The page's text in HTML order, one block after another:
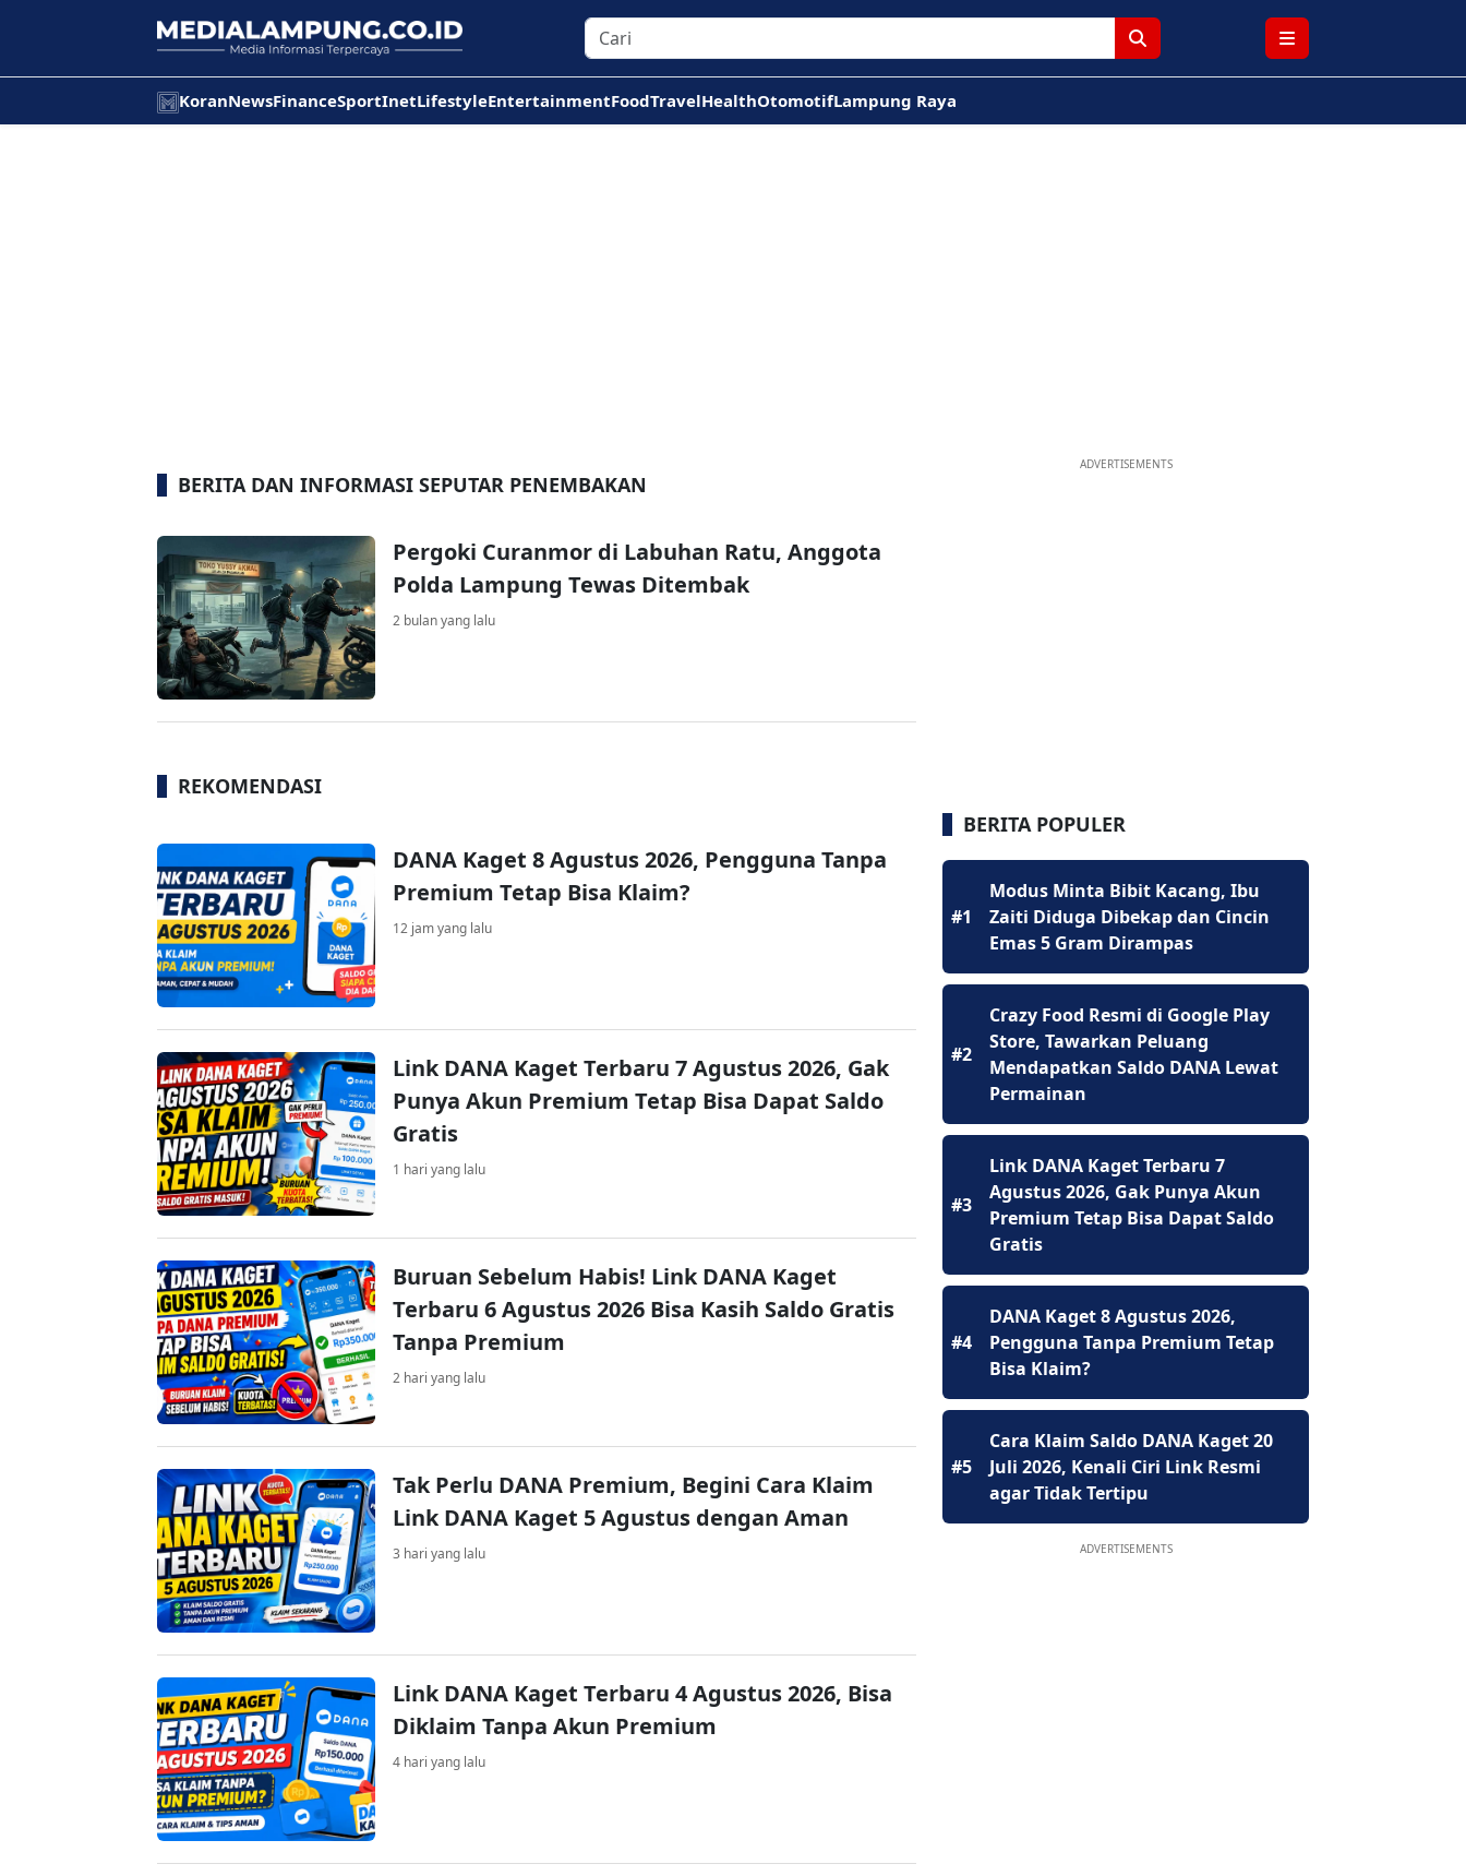
KoranNewsFinanceSportInetLifestyleEntertainmentFoodTravelHealthOtomotifLampung Raya
BERITA DAN INFORMASI SEPUTAR PENEMBAKAN
Pergoki Curanmor di Labuhan Ratu, Anggota
Polda Lampung Tewas Ditembak
2 bulan yang lalu
REKOMENDASI
DANA Kaget 8 Agustus 2026, Pengguna Tanpa
Premium Tetap Bisa Klaim?
12 jam yang lalu
Link DANA Kaget Terbaru 7 Agustus 2026, Gak
Punya Akun Premium Tetap Bisa Dapat Saldo
Gratis
1 hari yang lalu
Buruan Sebelum Habis! Link DANA Kaget
Terbaru 6 Agustus 2026 Bisa Kasih Saldo Gratis
Tanpa Premium
2 hari yang lalu
Tak Perlu DANA Premium, Begini Cara Klaim
Link DANA Kaget 5 Agustus dengan Aman
3 hari yang lalu
Link DANA Kaget Terbaru 4 Agustus 2026, Bisa
Diklaim Tanpa Akun Premium
4 hari yang lalu
ADVERTISEMENTS
BERITA POPULER
#1
Modus Minta Bibit Kacang, Ibu
Zaiti Diduga Dibekap dan Cincin
Emas 5 Gram Dirampas
#2
Crazy Food Resmi di Google Play
Store, Tawarkan Peluang
Mendapatkan Saldo DANA Lewat
Permainan
#3
Link DANA Kaget Terbaru 7
Agustus 2026, Gak Punya Akun
Premium Tetap Bisa Dapat Saldo
Gratis
#4
DANA Kaget 8 Agustus 2026,
Pengguna Tanpa Premium Tetap
Bisa Klaim?
#5
Cara Klaim Saldo DANA Kaget 20
Juli 2026, Kenali Ciri Link Resmi
agar Tidak Tertipu
ADVERTISEMENTS